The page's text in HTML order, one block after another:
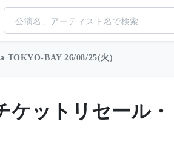
TOKYO-BAY 26/08/25(火)
ットリセール・